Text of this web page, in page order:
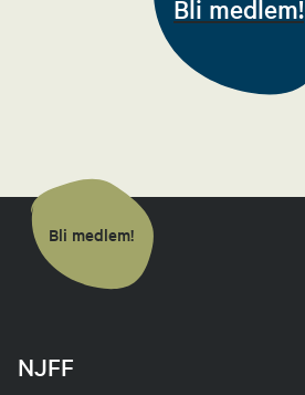
Bli medlem!
Bli medlem!
NJFF